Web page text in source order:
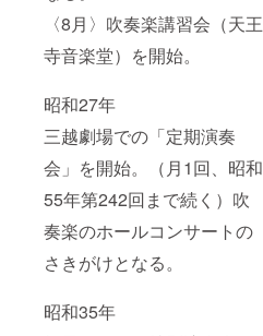
〈8月〉吹奏楽講習会（天王
寺音楽堂）を開始。
昭和27年
三越劇場での「定期演奏
会」を開始。（月1回、昭和
55年第242回まで続く）吹
奏楽のホールコンサートの
さきがけとなる。
昭和35年